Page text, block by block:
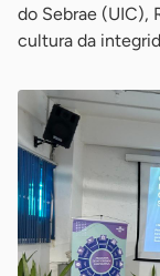
do Sebrae (UIC),
cultura da